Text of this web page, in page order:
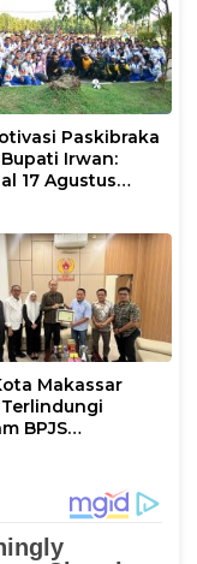
Paskibraka
Irwan:
17 Agustus
Makassar
Terlindungi
BPJS